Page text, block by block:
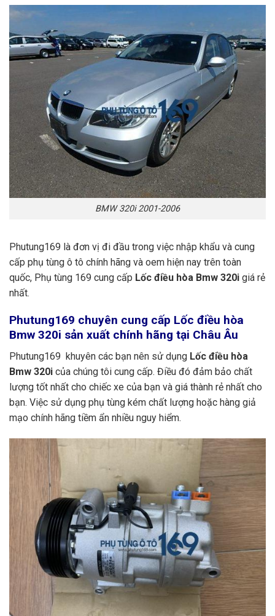
BMW 320i 2001-2006
Phutung169 là đơn vị đi đầu trong việc nhập khẩu và cung
cấp phụ tùng ô tô chính hãng và oem hiện nay trên toàn
quốc, Phụ tùng 169 cung cấp Lốc điều hòa Bmw 320i giá rẻ
nhất.
Phutung169 chuyên cung cấp Lốc điều hòa
Bmw 320i sản xuất chính hãng tại Châu Âu
Phutung169 khuyên các bạn nên sử dụng Lốc điều hòa
Bmw 320i của chúng tôi cung cấp. Điều đó đảm bảo chất
lượng tốt nhất cho chiếc xe của bạn và giá thành rẻ nhất cho
bạn. Việc sử dụng phụ tùng kém chất lượng hoặc hàng giả
mạo chính hãng tiềm ẩn nhiều nguy hiểm.